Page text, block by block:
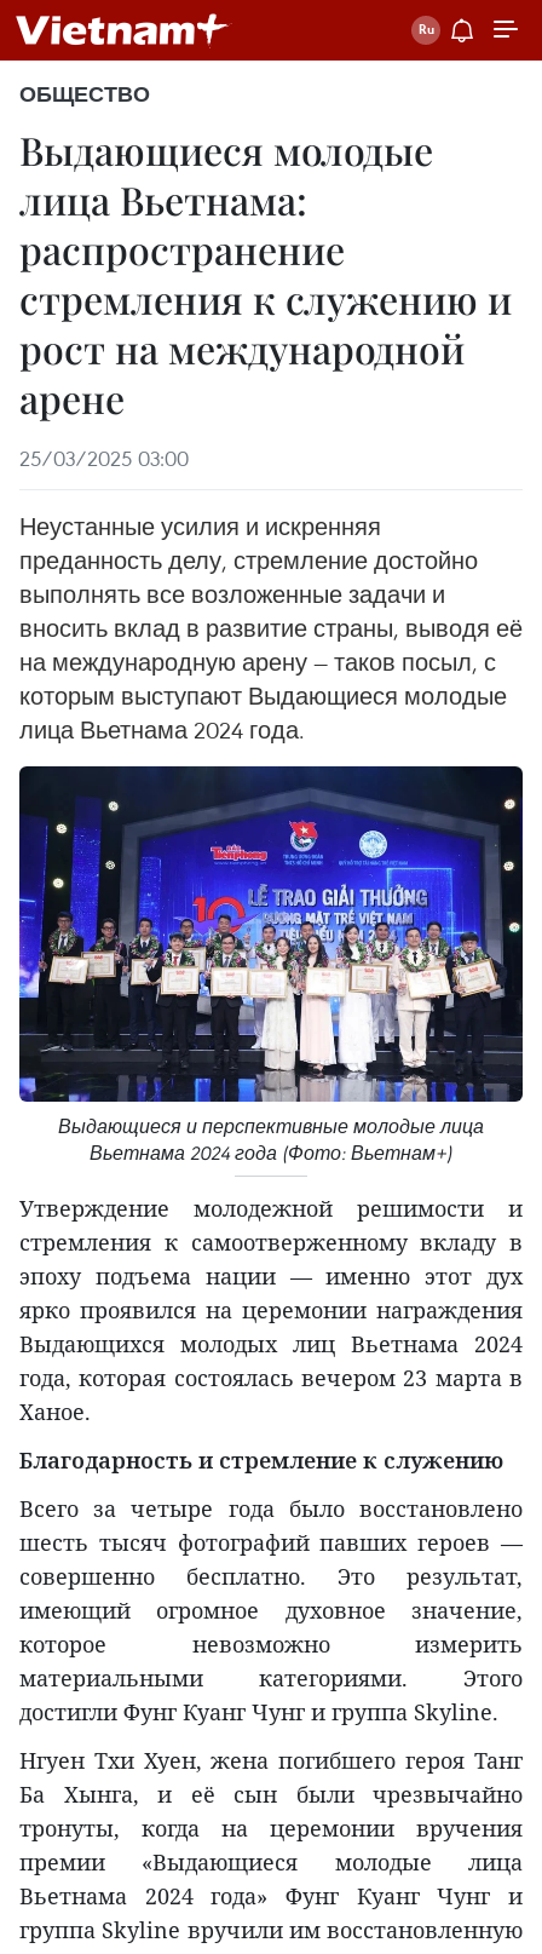
ОБЩЕСТВО
Выдающиеся молодые
лица Вьетнама:
распространение
стремления к служению и
рост на международной
арене
25/03/2025 03:00
Неустанные усилия и искренняя
преданность делу, стремление достойно
выполнять все возложенные задачи и
вносить вклад в развитие страны, выводя её
на международную арену — таков посыл, с
которым выступают Выдающиеся молодые
лица Вьетнама 2024 года.
Выдающиеся и перспективные молодые лица
Вьетнама 2024 года (Фото: Вьетнам+)
Утверждение молодежной решимости и
стремления к самоотверженному вкладу в
эпоху подъема нации — именно этот дух
ярко проявился на церемонии награждения
Выдающихся молодых лиц Вьетнама 2024
года, которая состоялась вечером 23 марта в
Ханое.
Благодарность и стремление к служению
Всего за четыре года было восстановлено
шесть тысяч фотографий павших героев —
совершенно бесплатно. Это результат,
имеющий огромное духовное значение,
которое невозможно измерить
материальными категориями. Этого
достигли Фунг Куанг Чунг и группа Skyline.
Нгуен Тхи Хуен, жена погибшего героя Танг
Ба Хынга, и её сын были чрезвычайно
тронуты, когда на церемонии вручения
премии «Выдающиеся молодые лица
Вьетнама 2024 года» Фунг Куанг Чунг и
группа Skyline вручили им восстановленную